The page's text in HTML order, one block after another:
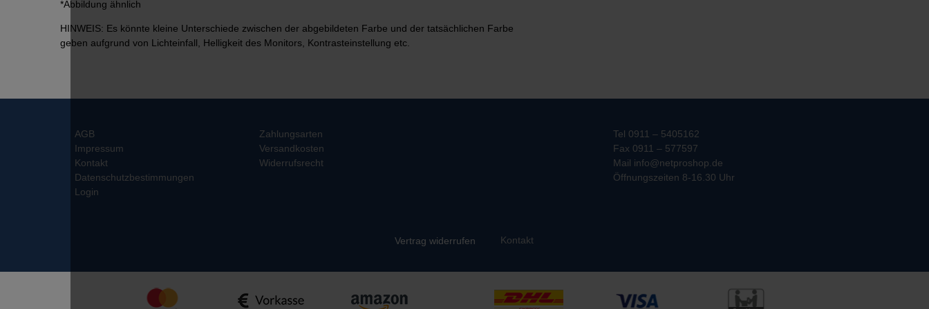
*Abbildung ähnlich
HINWEIS: Es könnte kleine Unterschiede zwischen der abgebildeten Farbe und der tatsächlichen Farbe
geben aufgrund von Lichteinfall, Helligkeit des Monitors, Kontrasteinstellung etc.
AGB
Impressum
Kontakt
Datenschutzbestimmungen
Login
Zahlungsarten
Versandkosten
Widerrufsrecht
Tel 0911 – 5405162
Fax 0911 – 577597
Mail info@netproshop.de
Öffnungszeiten 8-16.30 Uhr
Vertrag widerrufen Kontakt